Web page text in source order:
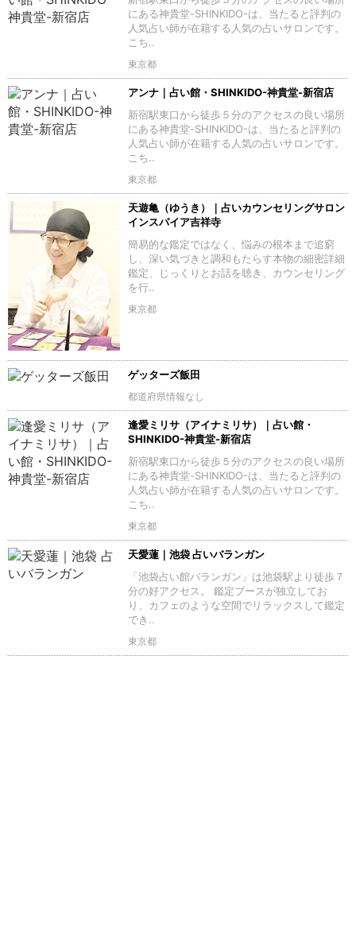
にある神貴堂-SHINKIDO-は、当たると評判の
人気占い師が在籍する人気の占いサロンです。
こち..
東京都
アンナ｜占い館・SHINKIDO-神貴堂-新宿店
新宿駅東口から徒歩５分のアクセスの良い場所
にある神貴堂-SHINKIDO-は、当たると評判の
人気占い師が在籍する人気の占いサロンです。
こち..
東京都
天遊亀（ゆうき）｜占いカウンセリングサロン
インスパイア吉祥寺
簡易的な鑑定ではなく、悩みの根本まで追窮
し、深い気づきと調和もたらす本物の細密詳細
鑑定、じっくりとお話を聴き、カウンセリング
を行..
東京都
ゲッターズ飯田
都道府県情報なし
逢愛ミリサ（アイナミリサ）｜占い館・
SHINKIDO-神貴堂-新宿店
新宿駅東口から徒歩５分のアクセスの良い場所
にある神貴堂-SHINKIDO-は、当たると評判の
人気占い師が在籍する人気の占いサロンです。
こち..
東京都
天愛蓮｜池袋 占いバランガン
「池袋占い館バランガン」は池袋駅より徒歩７
分の好アクセス。 鑑定ブースが独立してお
り、カフェのような空間でリラックスして鑑定
でき..
東京都